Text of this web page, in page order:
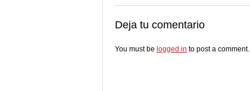
Deja tu comentario
You must be logged in to post a comment.